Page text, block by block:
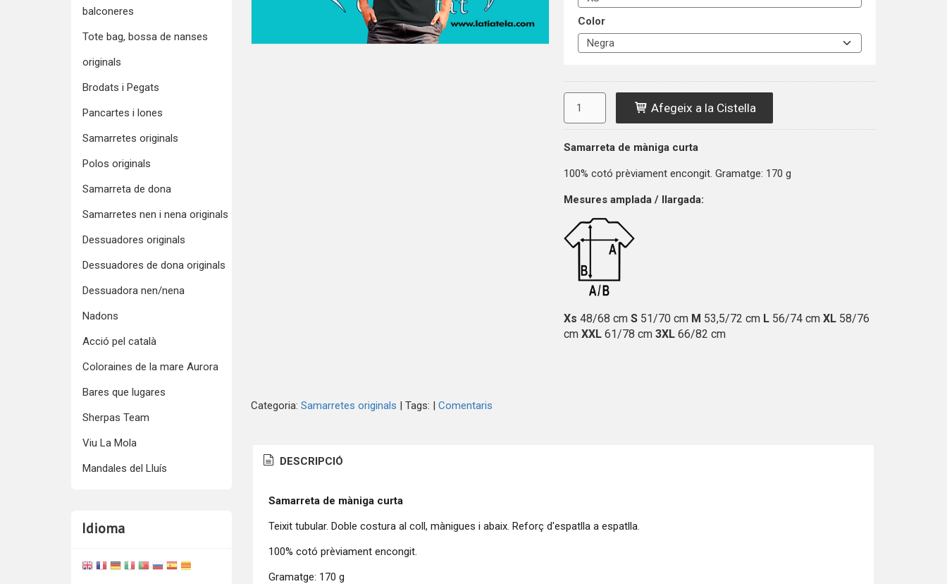
balconeres
Tote bag, bossa de nanses
originals
Brodats i Pegats
Pancartes i lones
Samarretes originals
Polos originals
Samarreta de dona
Samarretes nen i nena originals
Dessuadores originals
Dessuadores de dona originals
Dessuadora nen/nena
Nadons
Acció pel català
Coloraines de la mare Aurora
Bares que lugares
Sherpas Team
Viu La Mola
Mandales del Lluís
Idioma
Color
Afegeix a la Cistella
Samarreta de màniga curta
100% cotó prèviament encongit. Gramatge: 170 g
Mesures amplada / llargada:
Xs 48/68 cm S51/70 cm M 53,5/72 cm L56/74 cm XL58/76
cm XXL61/78 cm 3XL66/82 cm
Categoria: Samarretes originals | Tags: | Comentaris
DESCRIPCIÓ
Samarreta de màniga curta
Teixit tubular. Doble costura al coll, mànigues i abaix. Reforç d'espatlla a espatlla.
100% cotó prèviament encongit.
Gramatge: 170 g